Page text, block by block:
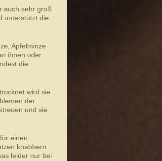
auch sehr groß
unterstützt die
Apfelminze
ihnen oder
die
wird sie
der
und sie
einen
knabbern
leider nur bei